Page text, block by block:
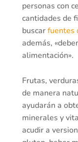
personas con
cantidades de
buscarfuentes
además,
alimentación».
Frutas,
de manera
ayudarán a
minerales y
acudir a